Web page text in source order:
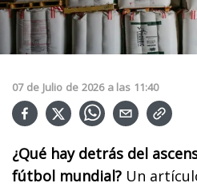
07 de Julio de 2026 a las 11:40
¿Qué hay detrás del
fútbol mundial? Un